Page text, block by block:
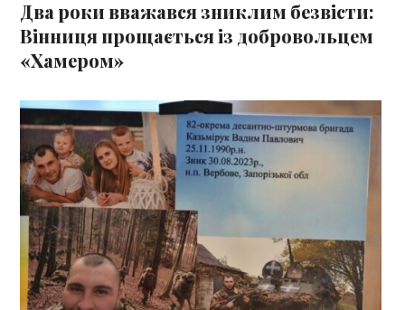
Два роки вважався зниклим безвісти:
Вінниця прощається із добровольцем
«Хамером»